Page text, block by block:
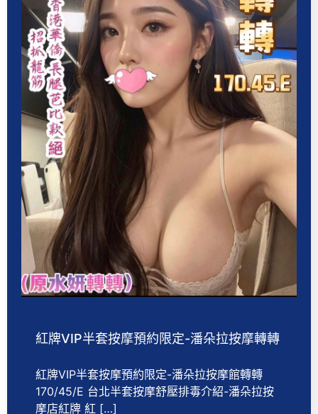
紅牌VIP半套按摩預約限定-潘朵拉按摩轉轉
紅牌VIP半套按摩預約限定-潘朵拉按摩館轉轉
170/45/E 台北半套按摩舒壓排毒介紹-潘朵拉按
摩店紅牌 紅 […]